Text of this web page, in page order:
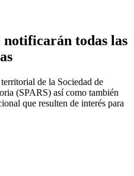
notificarán todas las
de la Sociedad de
(SPARS) así como también
que resulten de interés para